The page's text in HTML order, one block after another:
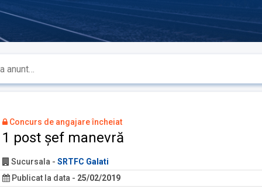
Concurs de angajare încheiat
1 post șef manevră
Sucursala - SRTFC Galati
Publicat la data - 25/02/2019